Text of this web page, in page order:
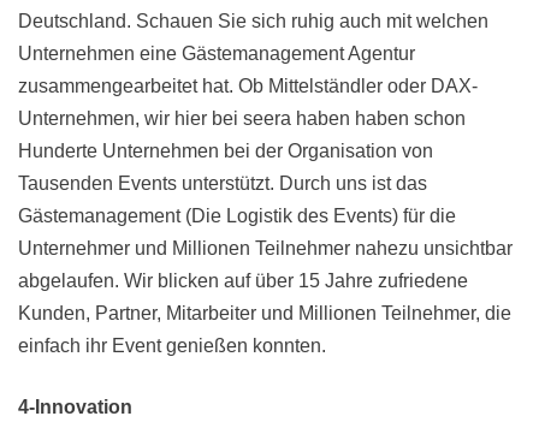
Deutschland. Schauen Sie sich ruhig auch mit welchen
Unternehmen eine Gästemanagement Agentur
zusammengearbeitet hat. Ob Mittelständler oder DAX-
Unternehmen, wir hier bei seera haben haben schon
Hunderte Unternehmen bei der Organisation von
Tausenden Events unterstützt. Durch uns ist das
Gästemanagement (Die Logistik des Events) für die
Unternehmer und Millionen Teilnehmer nahezu unsichtbar
abgelaufen. Wir blicken auf über 15 Jahre zufriedene
Kunden, Partner, Mitarbeiter und Millionen Teilnehmer, die
einfach ihr Event genießen konnten.
4-Innovation